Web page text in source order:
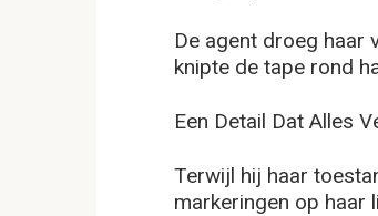
De agent droeg haar
knipte de tape rond
Een Detail Dat Alles
Terwijl hij haar
markeringen op haar